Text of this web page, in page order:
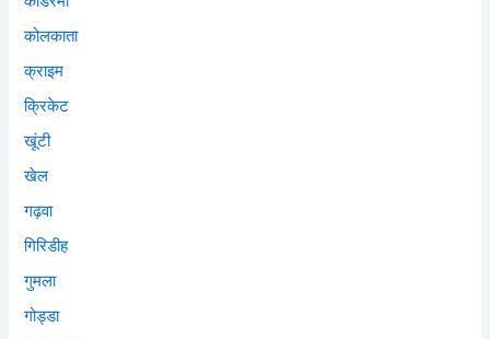
कोलकाता
क्राइम
क्रिकेट
खूंटी
खेल
गढ़वा
गिरिडीह
गुमला
गोड्डा